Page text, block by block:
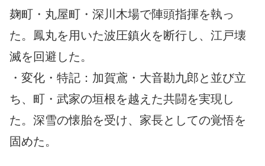
麹町・丸屋町・深川木場で陣頭指揮を執っ
た。鳳丸を用いた波圧鎮火を断行し、江戸壊
滅を回避した。
・変化・特記：加賀鳶・大音勘九郎と並び立
ち、町・武家の垣根を越えた共闘を実現し
た。深雪の懐胎を受け、家長としての覚悟を
固めた。